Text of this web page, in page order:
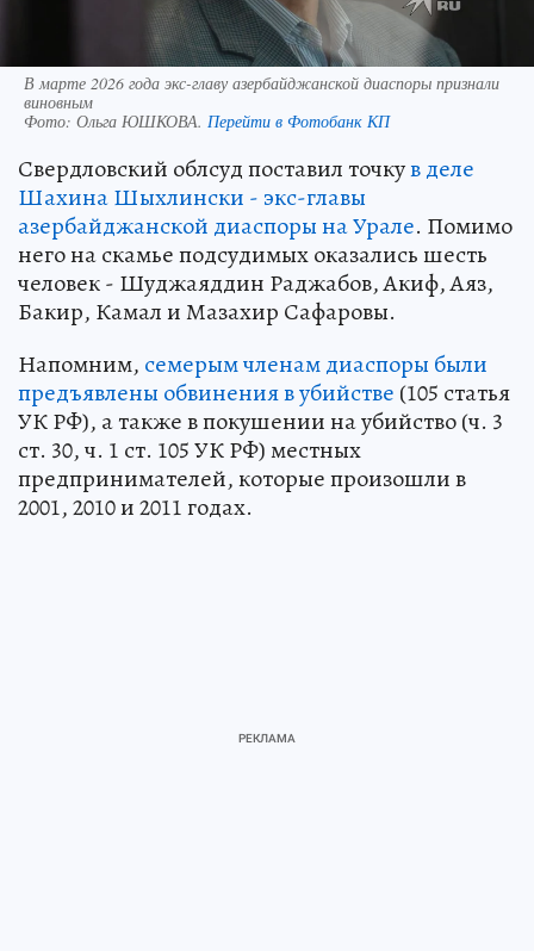
В марте 2026 года экс-главу азербайджанской диаспоры признали
виновным
Фото: Ольга ЮШКОВА. Перейти в Фотобанк КП
Свердловский облсуд поставил точкув деле
Шахина Шыхлински - экс-главы
азербайджанской диаспоры на Урале. Помимо
него на скамье подсудимых оказались шесть
человек - Шуджаяддин Раджабов, Акиф, Аяз,
Бакир, Камал и Мазахир Сафаровы.
Напомним, семерым членам диаспоры были
предъявлены обвинения в убийстве (105 статья
УК РФ), а также в покушении на убийство (ч. 3
ст. 30, ч. 1 ст. 105 УК РФ) местных
предпринимателей, которые произошли в
2001, 2010 и 2011 годах.